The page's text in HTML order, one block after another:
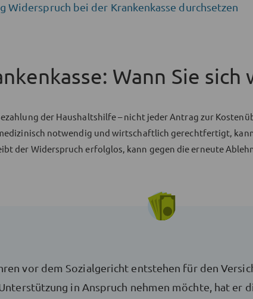
bei der Krankenkasse durchsetzen
Wann Sie
der Haushaltshilfe – nicht jeder Antrag zur
notwendig und wirtschaftlich gerechtfertigt,
der Widerspruch erfolglos, kann gegen die erneute
vor dem Sozialgericht entstehen für den
in Anspruch nehmen möchte, hat er